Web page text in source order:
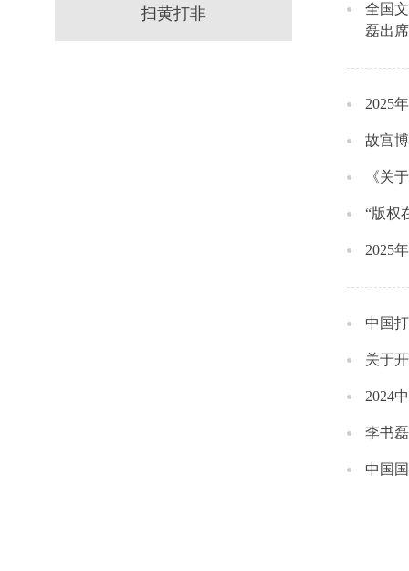
扫黄打非
全国
磊出
2025
故宫
《关
“版权
2025
中国
关于
2024
李书
中国